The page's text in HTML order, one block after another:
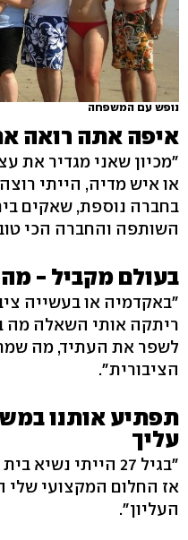
נופש עם המשפחה
איפה אתה רואה
"מכיון שאני מגדיר את
או איש מדיה, הייתי
בחברה נוספת, שאקים
השותפה והחברה הכי
בעולם מקביל - מה
"באקדמיה או בעשייה
ריתקה אותי השאלה מה
לשפר את העתיד, מה
הציבורית".
תפתיע אותנו
עליך
"בגיל 27 הייתי
אז החלום המקצועי
העליון".